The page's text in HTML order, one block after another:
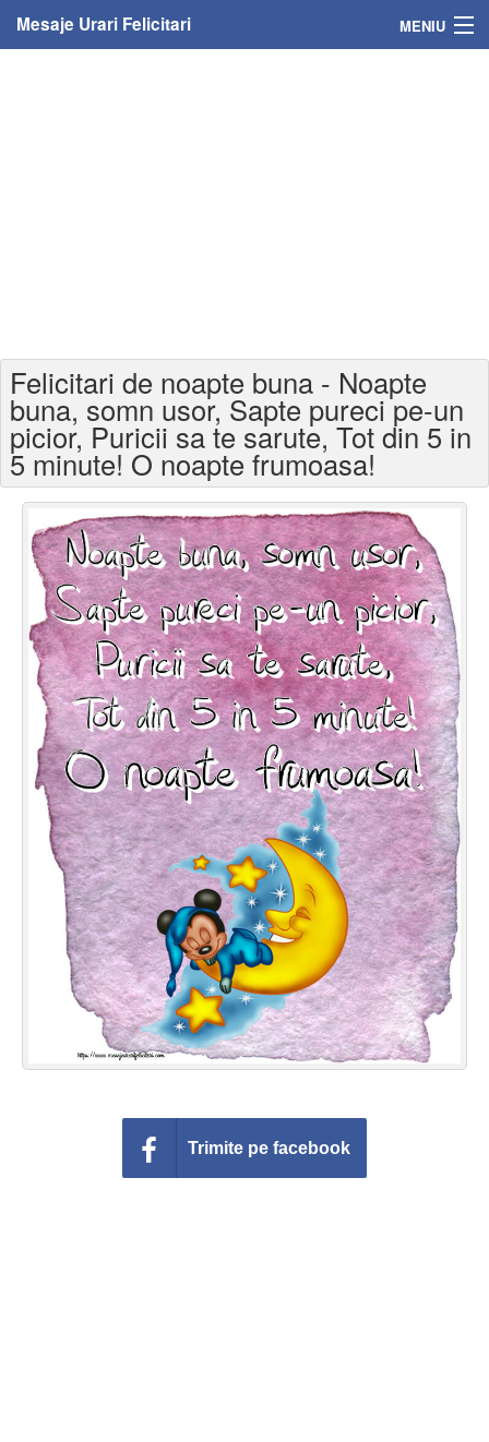
Mesaje Urari Felicitari MENIU
Felicitari varsta
Felicitari zilele anului
Felicitari zile saptamana
Felicitari muzicale
Felicitari muzicale personalizate
Felicitari animate
Invitatii personalizate
Conecteaza-te
Felicitari de noapte buna - Noapte
buna, somn usor, Sapte pureci pe-un
picior, Puricii sa te sarute, Tot din 5 in
5 minute! O noapte frumoasa!
Trimite pe facebook